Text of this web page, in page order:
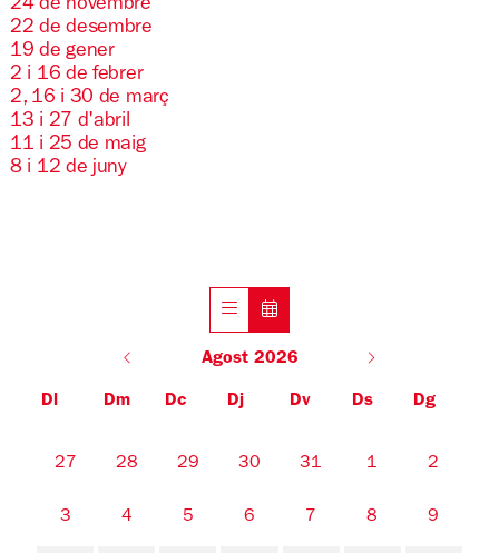
24 de novembre
22 de desembre
19 de gener
2 i 16 de febrer
2, 16 i 30 de març
13 i 27 d'abril
11 i 25 de maig
8 i 12 de juny
Agost 2026
Dl Dm Dc Dj Dv Ds Dg
No hi ha cap activitat aquest mes
27 28 29 30 31 1 2
3 4 5 6 7 8 9